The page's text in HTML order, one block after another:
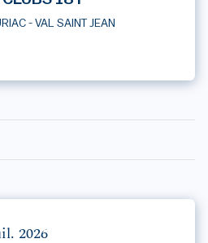
- VAL SAINT JEAN
2026